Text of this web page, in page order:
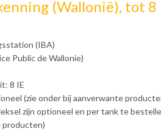
(Wallonië), tot 8
(IBA)
Public de Wallonie)
8 IE
(zie onder bij aanverwante
zijn optioneel en per tank te
producten)